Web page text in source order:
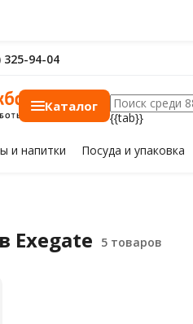
325-94-04
Каталог
{{tab}}
и напитки Посуда и упаковка
Exegate